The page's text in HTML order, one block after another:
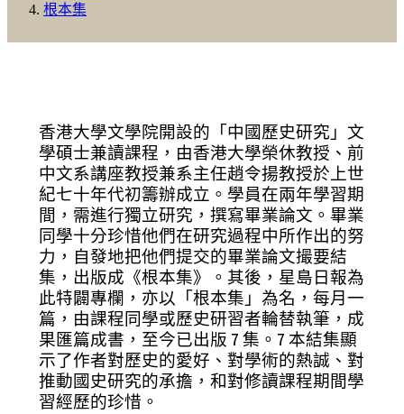
根本集
香港大學文學院開設的「中國歷史研究」文
學碩士兼讀課程，由香港大學榮休教授、前
中文系講座教授兼系主任趙令揚教授於上世
紀七十年代初籌辦成立。學員在兩年學習期
間，需進行獨立研究，撰寫畢業論文。畢業
同學十分珍惜他們在研究過程中所作出的努
力，自發地把他們提交的畢業論文撮要結
集，出版成《根本集》。其後，星島日報為
此特闢專欄，亦以「根本集」為名，每月一
篇，由課程同學或歷史研習者輪替執筆，成
果匯篇成書，至今已出版 7 集。7 本結集顯
示了作者對歷史的愛好、對學術的熱誠、對
推動國史研究的承擔，和對修讀課程期間學
習經歷的珍惜。